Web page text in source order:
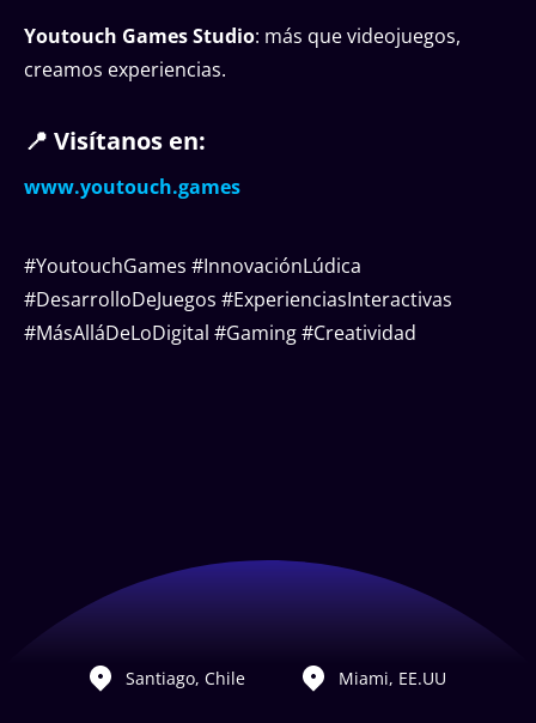
Youtouch Games Studio: más que videojuegos,
creamos experiencias.
📍 Visítanos en:
www.youtouch.games
#YoutouchGames #InnovaciónLúdica
#DesarrolloDeJuegos #ExperienciasInteractivas
#MásAlláDeLoDigital #Gaming #Creatividad
Santiago, Chile Miami, EE.UU